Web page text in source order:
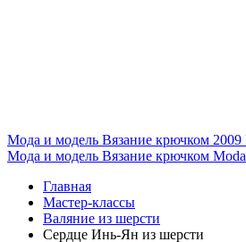
Мода и модель Вязание крючком
Мода и модель Вязание крючком
Главная
Мастер-классы
Валяние из шерсти
Сердце Инь-Ян из шерсти